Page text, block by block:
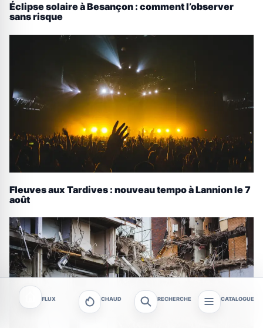
Éclipse solaire à Besançon : comment l’observer
sans risque
Fleuves aux Tardives : nouveau tempo à Lannion le 7
août
FLUX CHAUD RECHERCHE CATALOGUE